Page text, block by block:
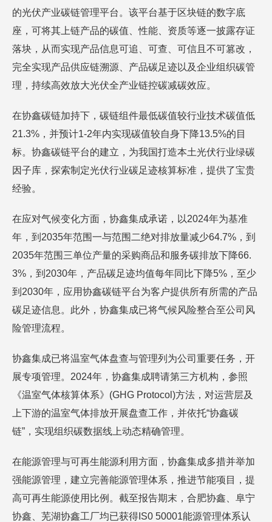
的光伏产业碳链管理平台。该平台基于区块链的数字底
座，可将其上链产品的碳值、性能、资质等逐一披露存证
落块，从而实现产品信息可追、可查、可信且不可篡改，
完全实现产品供应链溯源、产品碳足迹以及企业组织碳管
理，持续高效放大光伏全产业链控碳减碳效应。
在协鑫碳链加持下，碳链组件最低碳值较行业技术碳值低
21.3%，并预计1-2年内实现碳值较自身下降13.5%的目
标。协鑫碳链平台的建立，为我国打造本土光伏行业绿碳
因子库，探索制定光伏行业碳足迹核算标准，提供了宝贵
经验。
在应对气候变化方面，协鑫集成承诺，以2024年为基准
年，到2035年范围一与范围二绝对排放量减少64.7%，到
2035年范围三单位产量的采购商品和服务碳排放下降66.
3%，到2030年，产品碳足迹均值每年同比下降5%，至少
到2030年，应用协鑫碳链平台为客户提供所有所需的产品
碳足迹信息。此外，协鑫集成已将气候风险整合至公司风
险管理流程。
协鑫集成已将温室气体盘查与管理列为公司重要任务，开
展专项管理。2024年，协鑫集成聘请第三方机构，参照
《温室气体核算体系》(GHG Protocol)方法，对运营层及
上下游的温室气体排放开展盘查工作，并依托“协鑫碳
链”，实现组织碳数据线上动态精确管理。
在能源管理与可再生能源利用方面，协鑫集成多措并举加
强能源管理，建立完善能源管理体系，推进节能项目，提
高可再生能源使用比例。截至报告期末，合肥协鑫、阜宁
协鑫、芜湖协鑫工厂均已获得IS0 50001能源管理体系认